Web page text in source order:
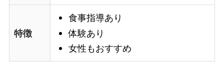
特徴
食事指導あり
体験あり
女性もおすすめ